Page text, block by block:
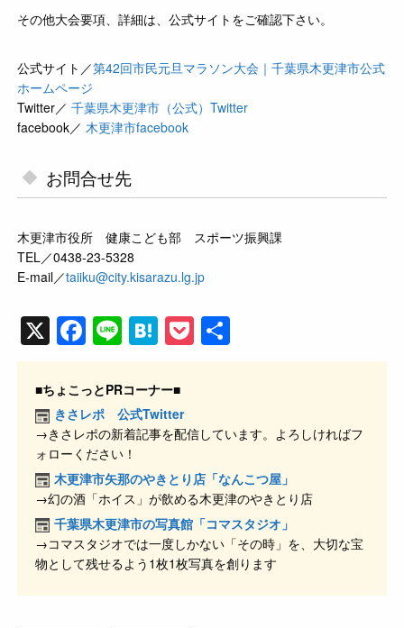
その他大会要項、詳細は、公式サイトをご確認下さい。
公式サイト／第42回市民元旦マラソン大会｜千葉県木更津市公式
ホームページ
Twitter／千葉県木更津市（公式）Twitter
facebook／ 木更津市facebook
お問合せ先
木更津市役所 健康こども部 スポーツ振興課
TEL／0438-23-5328
E-mail／taiiku@city.kisarazu.lg.jp
X F
a
c
e
b
o
o
k
Li
n
e
H
at
e
n
a
P
o 有
■ちょこっとPRコーナー■
きさレポ 公式Twitter
→きさレポの新着記事を配信しています。よろしければフ
ォローください！
木更津市矢那のやきとり店「なんこつ屋」
→幻の酒「ホイス」が飲める木更津のやきとり店
千葉県木更津市の写真館「コマスタジオ」
→コマスタジオでは一度しかない「その時」を、大切な宝
物として残せるよう1枚1枚写真を創ります